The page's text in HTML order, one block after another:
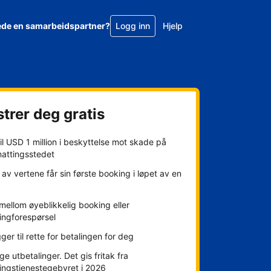
en samarbeidspartner? Logg inn Hjelp
deg gratis
USD 1 million i beskyttelse mot skade på
av vertene får sin første booking i løpet av en
øyeblikkelig booking eller
til rette for betalingen for deg
utbetalinger. Det gis fritak fra
i 2026